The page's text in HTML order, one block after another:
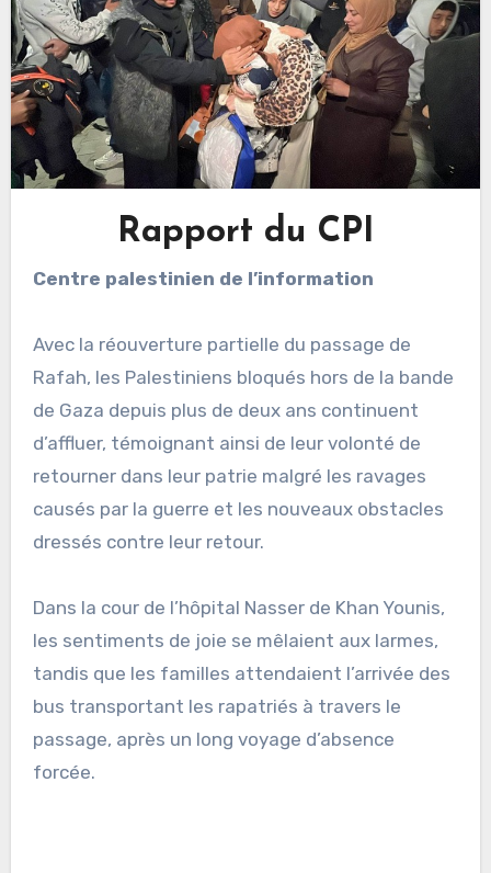
Rapport du CPI
Centre palestinien de l’information
Avec la réouverture partielle du passage de
Rafah, les Palestiniens bloqués hors de la bande
de Gaza depuis plus de deux ans continuent
d’affluer, témoignant ainsi de leur volonté de
retourner dans leur patrie malgré les ravages
causés par la guerre et les nouveaux obstacles
dressés contre leur retour.
Dans la cour de l’hôpital Nasser de Khan Younis,
les sentiments de joie se mêlaient aux larmes,
tandis que les familles attendaient l’arrivée des
bus transportant les rapatriés à travers le
passage, après un long voyage d’absence
forcée.